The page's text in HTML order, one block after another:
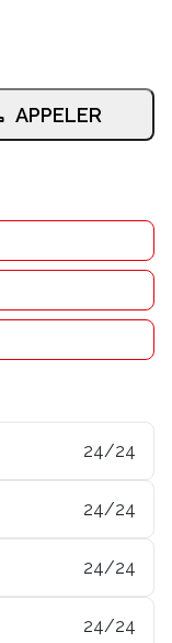
APPELER
24/24
24/24
24/24
24/24